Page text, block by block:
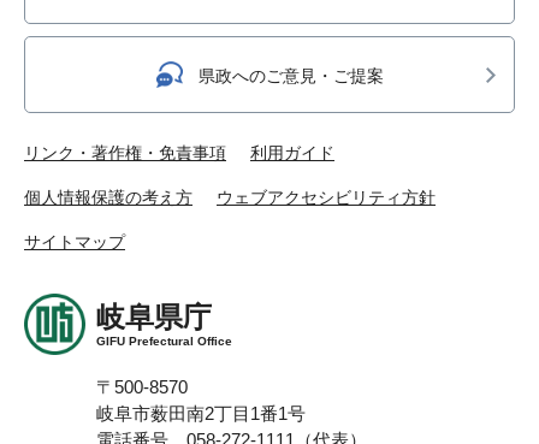
県政へのご意見・ご提案
リンク・著作権・免責事項 利用ガイド
個人情報保護の考え方 ウェブアクセシビリティ方針
サイトマップ
岐阜県庁
GIFU Prefectural Office
〒500-8570
岐阜市薮田南2丁目1番1号
電話番号 058-272-1111（代表）